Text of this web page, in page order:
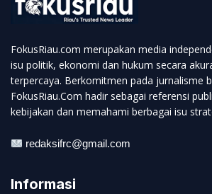
FokusRiau.com merupakan media
isu politik, ekonomi dan hukum secara
terpercaya. Berkomitmen pada jurnalisme
FokusRiau.Com hadir sebagai referensi
kebijakan dan memahami berbagai isu
redaksifrc@gmail.com
Informasi